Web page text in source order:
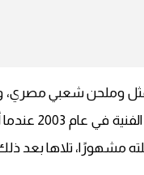
تلاها بعد ذلك